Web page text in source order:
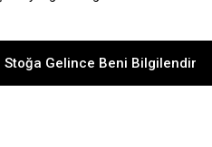
Stoğa Gelince Beni Bilgilendir